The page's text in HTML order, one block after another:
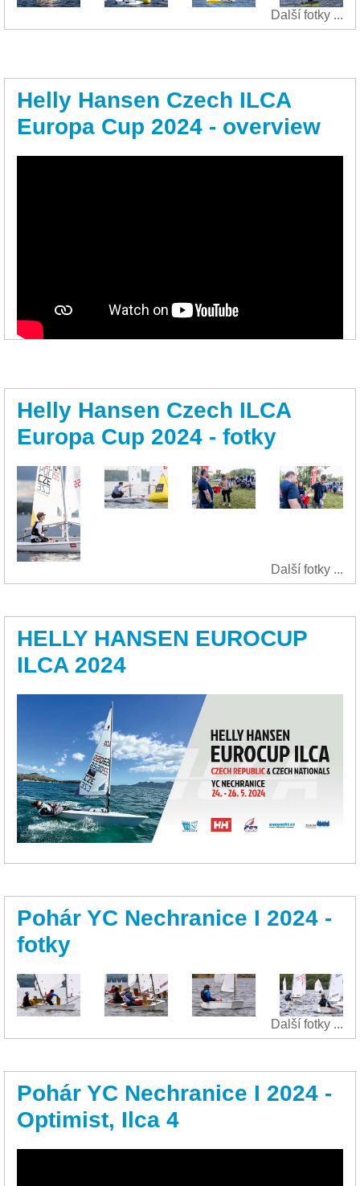
Další fotky ...
Helly Hansen Czech ILCA
Europa Cup 2024 - overview
Helly Hansen Czech ILCA
Europa Cup 2024 - fotky
Další fotky ...
HELLY HANSEN EUROCUP
ILCA 2024
Pohár YC Nechranice I 2024 -
fotky
Další fotky ...
Pohár YC Nechranice I 2024 -
Optimist, Ilca 4